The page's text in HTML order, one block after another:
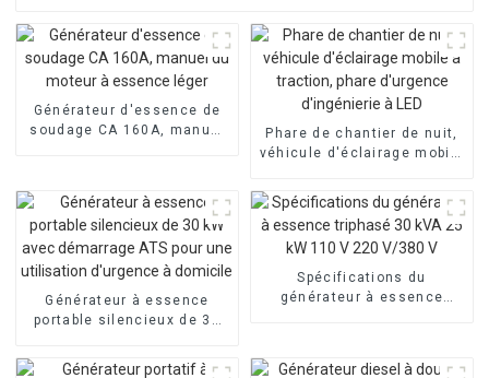
Générateur d'essence de
soudage CA 160A, manuel
Phare de chantier de nuit,
véhicule d'éclairage mobile
d'ingénierie à LED
Générateur à essence
portable silencieux de 30
pour une utilisation
Spécifications du
générateur à essence